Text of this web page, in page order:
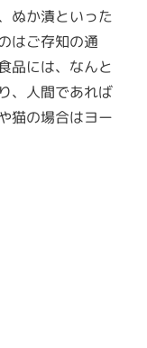
ぬか漬といった
はご存知の通
品には、なんと
、人間であれば
猫の場合はヨー